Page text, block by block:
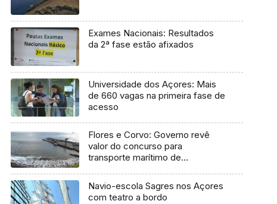
Exames Nacionais: Resultados
da 2ª fase estão afixados
Universidade dos Açores: Mais
de 660 vagas na primeira fase de
acesso
Flores e Corvo: Governo revê
valor do concurso para
transporte marítimo de
Navio-escola Sagres nos Açores
com teatro a bordo